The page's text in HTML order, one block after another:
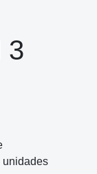
3
unidades